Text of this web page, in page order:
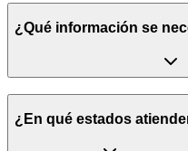
¿Qué información se
¿En qué estados